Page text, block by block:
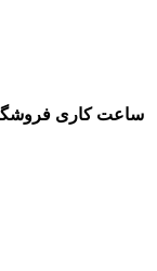
ساعت کاری فروشگاه از ساعات 10